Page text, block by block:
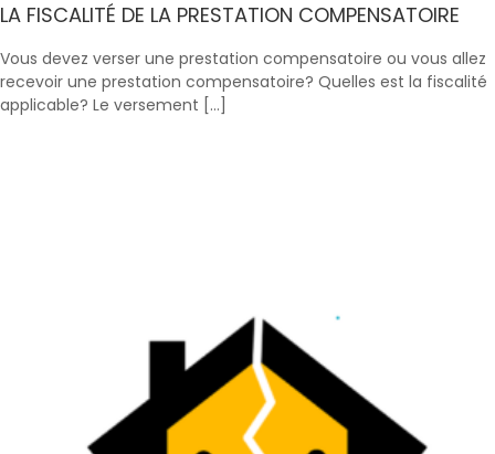
LA FISCALITÉ DE LA PRESTATION COMPENSATOIRE
Vous devez verser une prestation compensatoire ou vous allez
recevoir une prestation compensatoire? Quelles est la fiscalité
applicable? Le versement […]